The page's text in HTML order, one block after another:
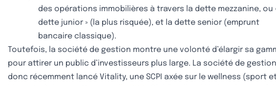
des opérations immobilières à travers la dette mezzanine, ou
dette junior » (la plus risquée), et la dette senior (emprunt
bancaire classique).
Toutefois, la société de gestion montre une volonté d’élargir sa
pour attirer un public d’investisseurs plus large. La société de
donc récemment lancé Vitality, une SCPI axée sur le wellness (sport